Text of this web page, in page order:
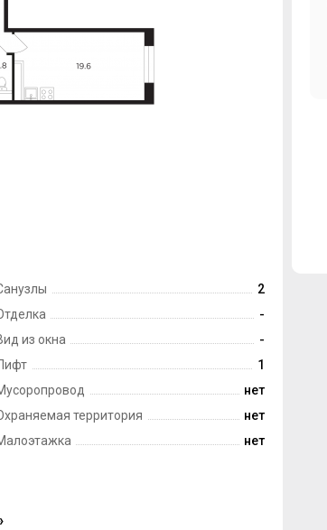
2
-
из окна
-
1
нет
территория
нет
нет